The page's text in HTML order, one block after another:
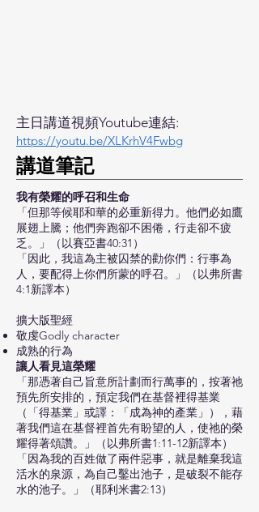
主日講道視頻Youtube連結:
https://youtu.be/XLKrhV4Fwbg
​講道筆記
我有榮耀的呼召和生命
「但那等候耶和華的必重新得力。他們必如鷹
展翅上騰；他們奔跑卻不困倦，行走卻不疲
乏。」（以賽亞書40:31）
「因此，我這為主被囚禁的勸你們：行事為
人，要配得上你們所蒙的呼召。」（以弗所書
4:1新譯本）
擴大版聖經
敬虔Godly character
成熟的行為
讓人看見這榮耀
「那憑著自己旨意所計劃而行萬事的，按著祂
預先所安排的，預定我們在基督裡得基業
（「得基業」或譯：「成為神的產業」），藉
著我們這在基督裡首先有盼望的人，使祂的榮
耀得著頌讚。」（以弗所書1:11-12新譯本）
「因為我的百姓做了兩件惡事，就是離棄我這
活水的泉源，為自己鑿出池子，是破裂不能存
水的池子。」（耶利米書2:13）